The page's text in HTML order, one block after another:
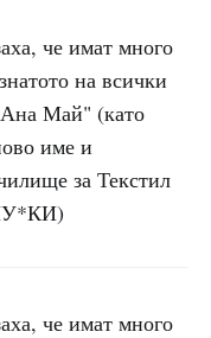
че имат много
на всички
Май" (като
име и
за Текстил
че имат много